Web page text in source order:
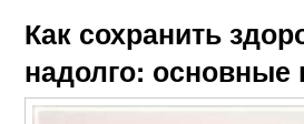
Как сохранить
надолго: основные